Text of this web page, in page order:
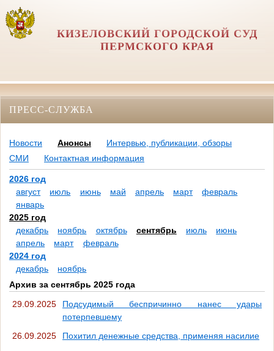
КИЗЕЛОВСКИЙ ГОРОДСКОЙ СУД
ПЕРМСКОГО КРАЯ
ПРЕСС-СЛУЖБА
Новости Анонсы
Интервью, публикации, обзоры
СМИ
Контактная информация
2026 год
август
июль июнь май апрель март
февраль
январь
2025 год
декабрь
ноябрь октябрь сентябрь июль
июнь
апрель
март
февраль
2024 год
декабрь
ноябрь
Архив за сентябрь 2025 года
29.09.2025
Подсудимый беспричинно нанес удары
потерпевшему
26.09.2025
Похитил денежные средства, применяя насилие